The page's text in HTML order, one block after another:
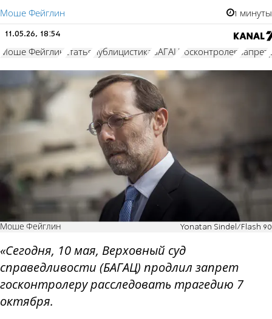
Моше Фейглин 1 минуты
11.05.26, 18:54
Моше Фейглин статья публицистика БАГАЦ госконтролер запрет
Моше Фейглин Yonatan Sindel/Flash 90
«Сегодня, 10 мая, Верховный суд
справедливости (БАГАЦ) продлил запрет
госконтролеру расследовать трагедию 7
октября.